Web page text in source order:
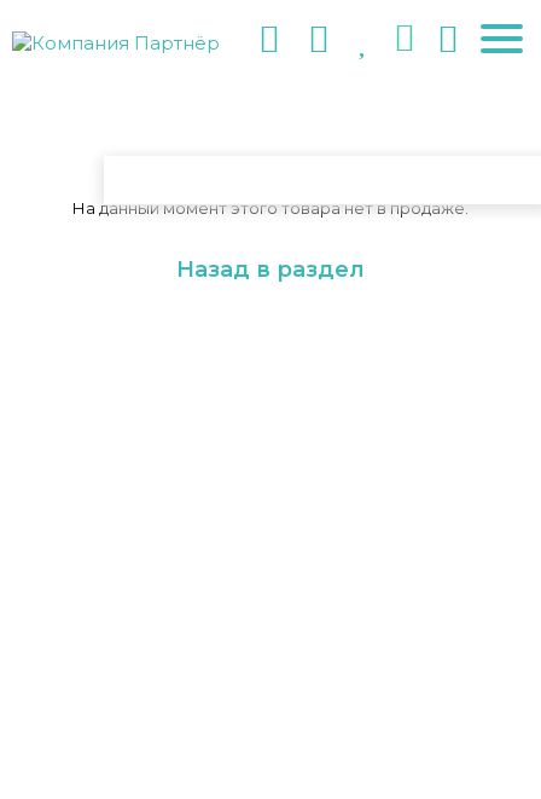
На данный момент этого товара нет в продаже.
Назад в раздел